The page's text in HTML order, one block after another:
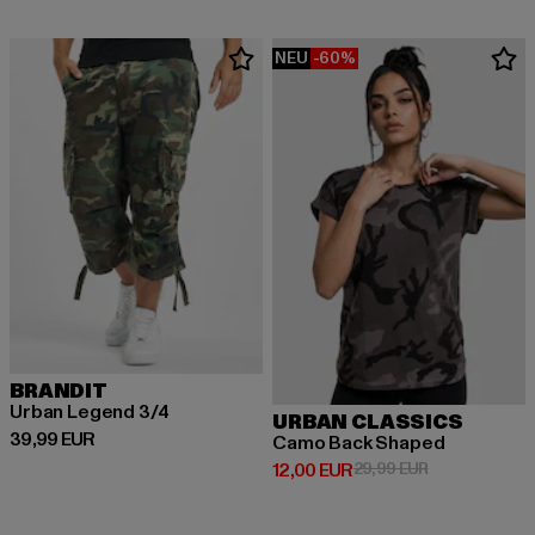
BRANDIT
Urban Legend 3/4
39,99 EUR
Derzeitiger Preis: 39,99 EUR
NEU -60%
URBAN CLASSICS
Camo Back Shaped
12,00 EUR
Derzeitiger Preis: 12,00 EUR
29,99 EURAktionspreis: